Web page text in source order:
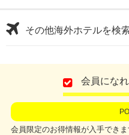
その他海外ホテルを検
会員にな
会員限定のお得情報が入手できま